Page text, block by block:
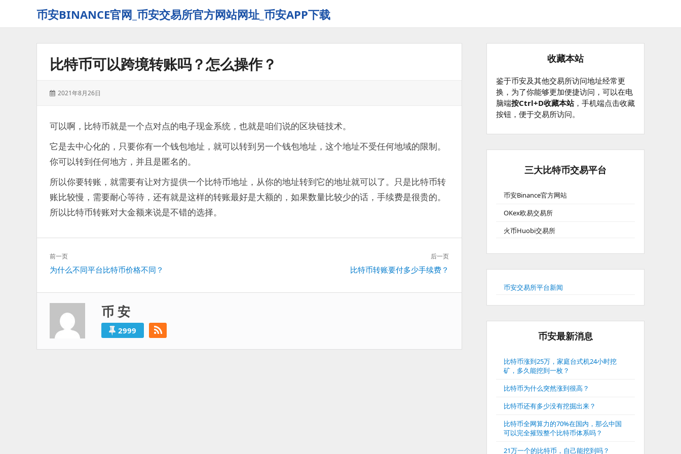
币安BINANCE官网_币安交易所官方网站网址_币安APP下载
比特币可以跨境转账吗？怎么操作？
发
2021年8月26日
可以啊，比特币就是一个点对点的电子现金系统，也就是咱们说的区块链技术。
它是去中心化的，只要你有一个钱包地址，就可以转到另一个钱包地址，这个地址不受任何地域的限制。
你可以转到任何地方，并且是匿名的。
所以你要转账，就需要有让对方提供一个比特币地址，从你的地址转到它的地址就可以了。只是比特币转
账比较慢，需要耐心等待，还有就是这样的转账最好是大额的，如果数量比较少的话，手续费是很贵的。
所以比特币转账对大金额来说是不错的选择。
文
章
导
航
前一页
上
篇：
为什么不同平台比特币价格不同？
后一页
篇：
比特币转账要付多少手续费？
币 安
2999
收藏本站
鉴于币安及其他交易所访问地址经常更
换，为了你能够更加便捷访问，可以在电
脑端按Ctrl+D收藏本站，手机端点击收藏
按钮，便于交易所访问。
三大比特币交易平台
币安Binance官方网站
OKex欧易交易所
火币Huobi交易所
币安交易所平台新闻
币安最新消息
比特币涨到25万，家庭台式机24小时挖
矿，多久能挖到一枚？
比特币为什么突然涨到很高？
比特币还有多少没有挖掘出来？
比特币全网算力的70%在国内，那么中国
可以完全摧毁整个比特币体系吗？
21万一个的比特币，自己能挖到吗？